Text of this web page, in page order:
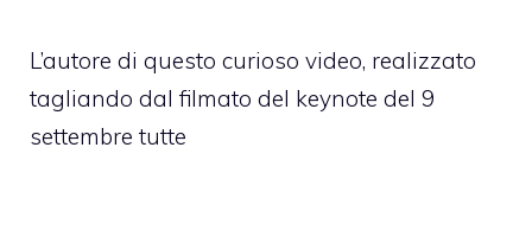
L’autore di questo curioso video, realizzato
tagliando dal filmato del keynote del 9
settembre tutte